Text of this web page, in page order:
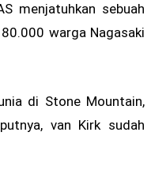
menjatuhkan sebuah
warga Nagasaki
di Stone Mountain,
van Kirk sudah